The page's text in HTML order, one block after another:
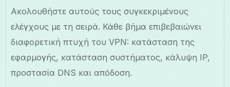
Ακολουθήστε αυτούς τους συγκεκριμένους
ελέγχους με τη σειρά. Κάθε βήμα επιβεβαιώνει
διαφορετική πτυχή του VPN: κατάσταση της
εφαρμογής, κατάσταση συστήματος, κάλυψη IP,
προστασία DNS και απόδοση.